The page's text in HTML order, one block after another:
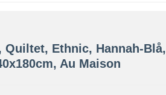
Quiltet, Ethnic, Hannah-Blå,
Au Maison